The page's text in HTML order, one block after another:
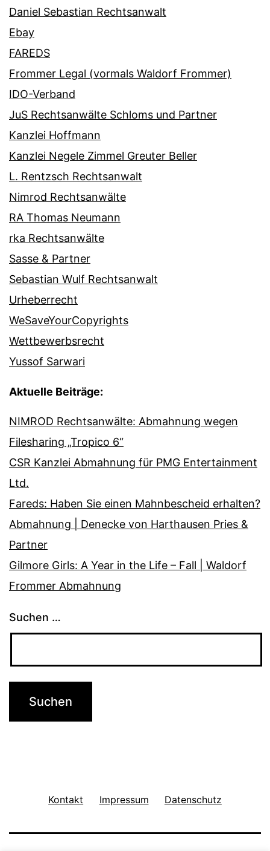
Daniel Sebastian Rechtsanwalt
Ebay
FAREDS
Frommer Legal (vormals Waldorf Frommer)
IDO-Verband
JuS Rechtsanwälte Schloms und Partner
Kanzlei Hoffmann
Kanzlei Negele Zimmel Greuter Beller
L. Rentzsch Rechtsanwalt
Nimrod Rechtsanwälte
RA Thomas Neumann
rka Rechtsanwälte
Sasse & Partner
Sebastian Wulf Rechtsanwalt
Urheberrecht
WeSaveYourCopyrights
Wettbewerbsrecht
Yussof Sarwari
Aktuelle Beiträge:
NIMROD Rechtsanwälte: Abmahnung wegen
Filesharing „Tropico 6“
CSR Kanzlei Abmahnung für PMG Entertainment
Ltd.
Fareds: Haben Sie einen Mahnbescheid erhalten?
Abmahnung | Denecke von Harthausen Pries &
Partner
Gilmore Girls: A Year in the Life – Fall | Waldorf
Frommer Abmahnung
Suchen …
Kontakt Impressum Datenschutz